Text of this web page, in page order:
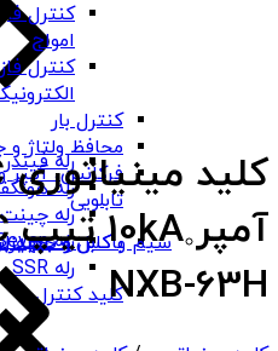
رله فیندر
رله
رله چینت
رله Seven
رله SSR
کلید کنترل
کنترل
امواج
کنترل
کنترل بار
محافظ ولتاژ و
فرکانس، آمپر
تابلویی
باکس و جعبه
سیم و کابل و
NXB-63H